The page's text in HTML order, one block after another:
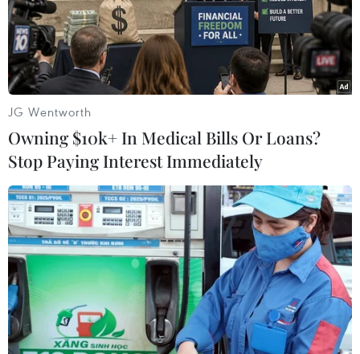
phần xây dựng quê hương ngày càng giàu đẹp,
văn minh và thịnh vượng./.
(TTXVN/Vietnam+)
JG Wentworth
Owning $10k+ In Medical Bills Or Loans?
Stop Paying Interest Immediately